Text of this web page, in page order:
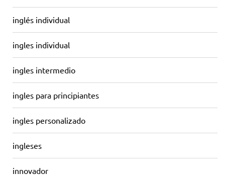
inglés individual
ingles individual
ingles intermedio
ingles para principiantes
ingles personalizado
ingleses
innovador